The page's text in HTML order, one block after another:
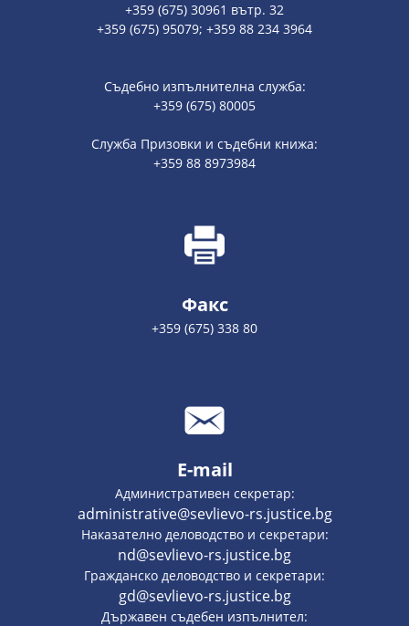
+359 (675) 30961 вътр. 32
+359 (675) 95079; +359 88 234 3964
Съдебно изпълнителна служба:
+359 (675) 80005
Служба Призовки и съдебни книжа:
+359 88 8973984
Факс
+359 (675) 338 80
E-mail
Административен секретар:
administrative@sevlievo-rs.justice.bg
Наказателно деловодство и секретари:
nd@sevlievo-rs.justice.bg
Гражданско деловодство и секретари:
gd@sevlievo-rs.justice.bg
Държавен съдебен изпълнител: